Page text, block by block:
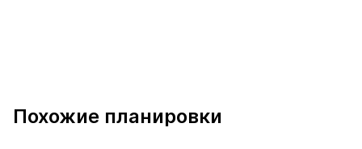
Похожие планировки